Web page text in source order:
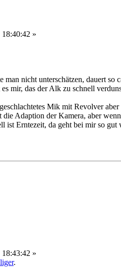
18:40:42 »
man nicht unterschätzen, dauert
mir, das der Alk zu schnell
Mik mit Revolver
die Adaption der Kamera, aber
ist Erntezeit, da geht bei mir so gut
18:43:42 »
.